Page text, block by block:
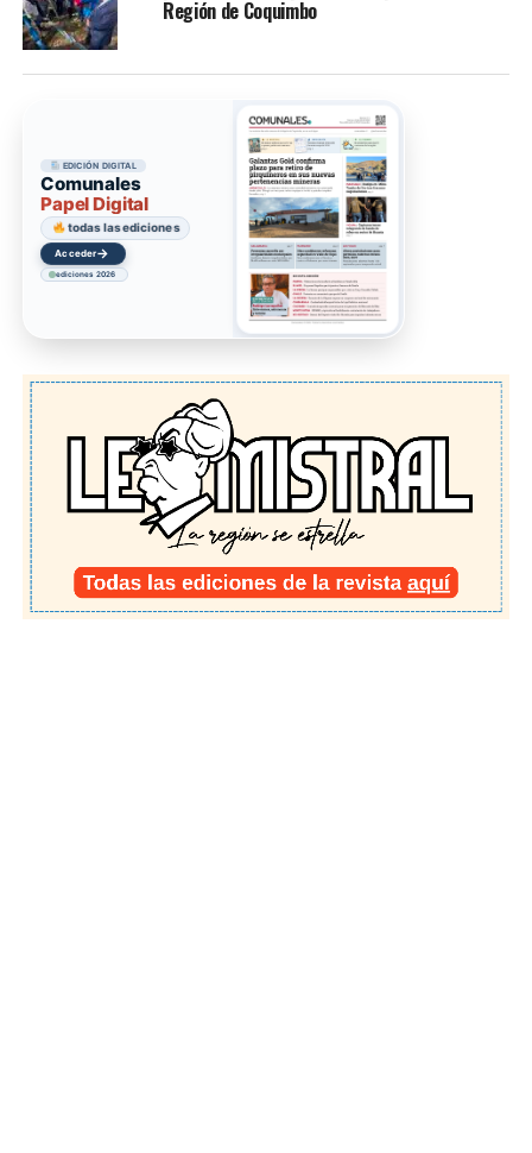
Región de Coquimbo
EDICIÓN DIGITAL
Comunales
Papel Digital
todas las ediciones
Acceder→
ediciones 2026